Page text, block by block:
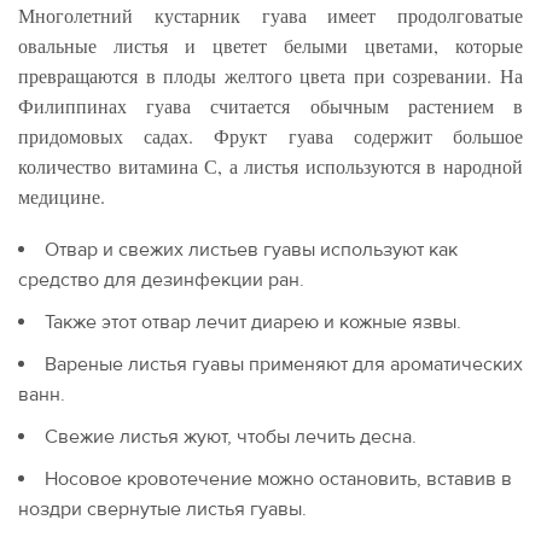
Многолетний кустарник гуава имеет продолговатые
овальные листья и цветет белыми цветами, которые
превращаются в плоды желтого цвета при созревании. На
Филиппинах гуава считается обычным растением в
придомовых садах. Фрукт гуава содержит большое
количество витамина С, а листья используются в народной
медицине.
Отвар и свежих листьев гуавы используют как
средство для дезинфекции ран.
Также этот отвар лечит диарею и кожные язвы.
Вареные листья гуавы применяют для ароматических
ванн.
Свежие листья жуют, чтобы лечить десна.
Носовое кровотечение можно остановить, вставив в
ноздри свернутые листья гуавы.